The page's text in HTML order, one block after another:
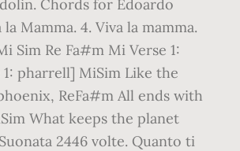
Chords for Edoardo
Mamma. 4. Viva la mamma.
Sim Re Fa#m Mi Verse 1:
pharrell] MiSim Like the
ReFa#m All ends with
What keeps the planet
2446 volte. Quanto ti